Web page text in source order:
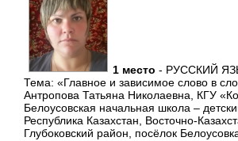
1 место - РУССКИЙ
Тема: «Главное и зависимое слово в
Антропова Татьяна Николаевна, КГУ
Белоусовская начальная школа –
Республика Казахстан, Восточно-
Глубоковский район, посёлок